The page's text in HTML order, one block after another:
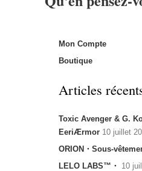
Mon Compte
Boutique
Articles
Toxic Avenger & G.
EeriÆrmor 10 juillet
ORION・Sous-
LELO LABS™・ 10